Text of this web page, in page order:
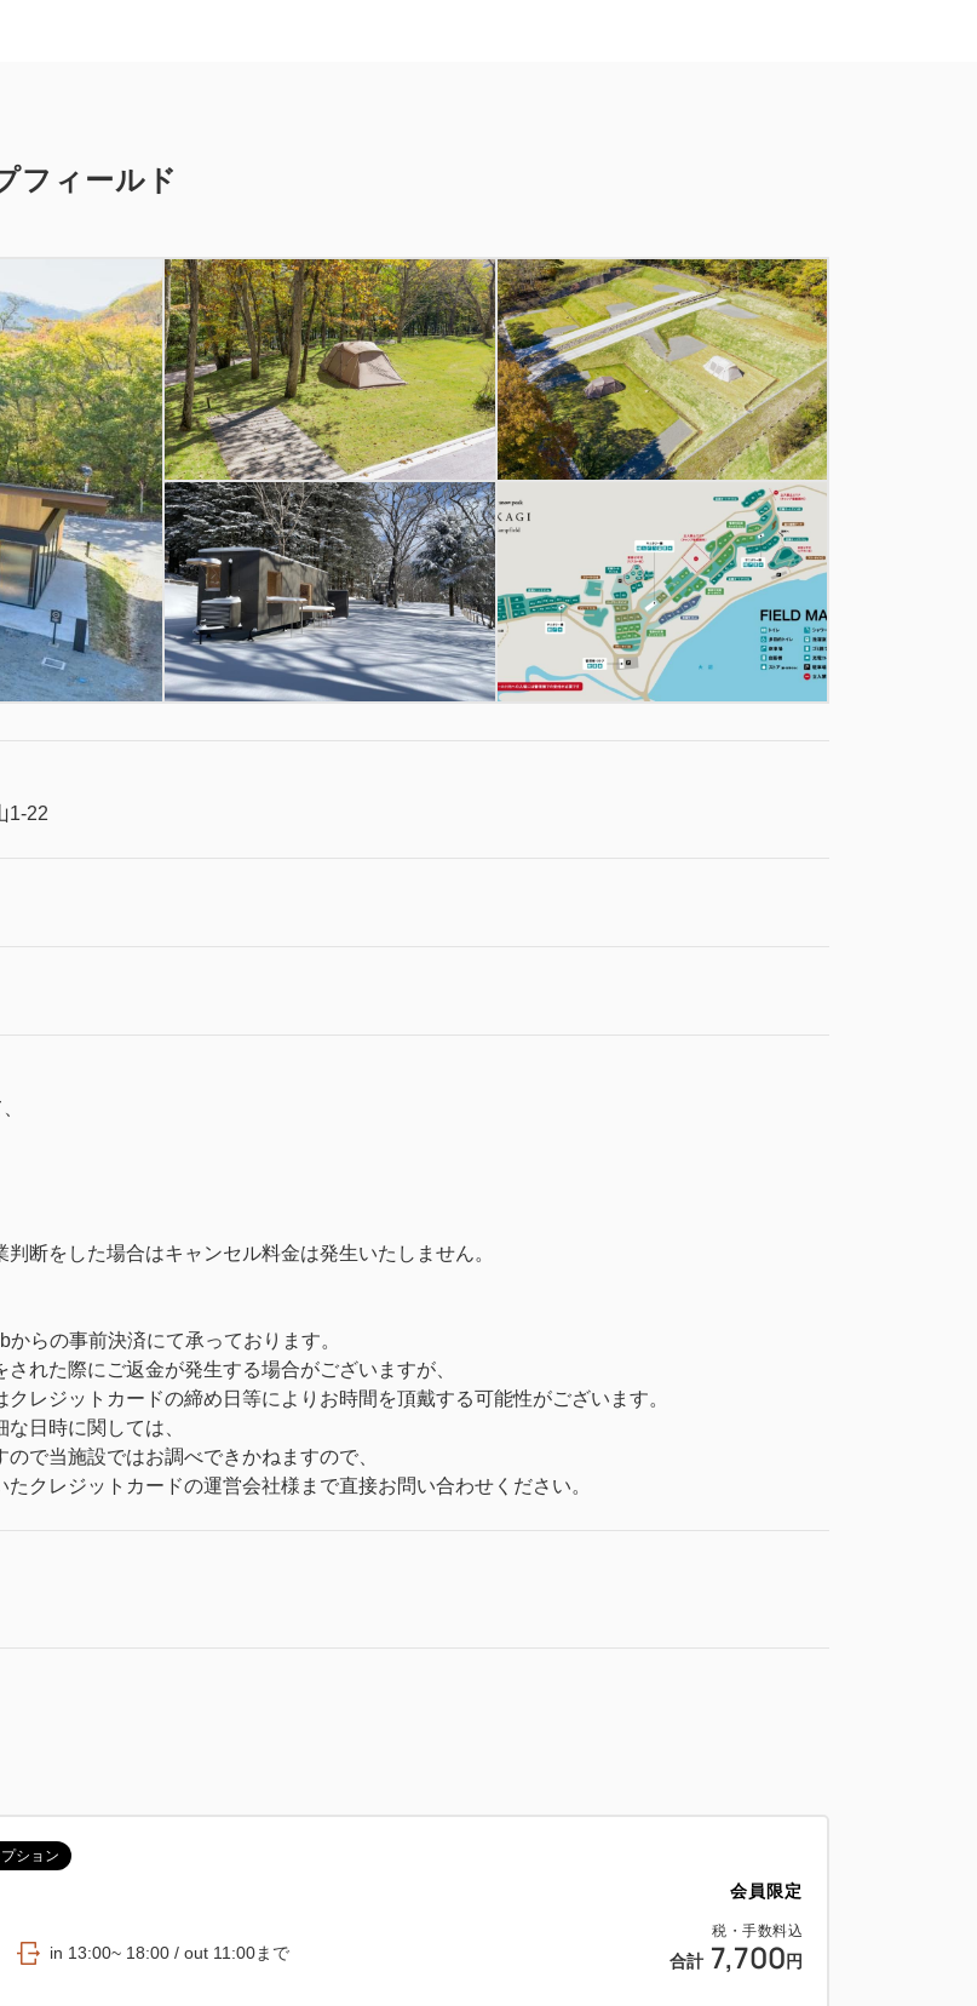
フィールド
1-22
断をした場合はキャンセル料金は発生いたしません。
らの事前決済にて承っております。
れた際にご返金が発生する場合がございますが、
レジットカードの締め日等によりお時間を頂戴する可能性がございます。
日時に関しては、
で当施設ではお調べできかねますので、
クレジットカードの運営会社様まで直接お問い合わせください。
会員限定
税・手数料込
合計 7,700 円
ション
in 13:00~ 18:00 / out 11:00まで